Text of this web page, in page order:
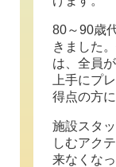
80～90歳
きました
は、全員
上手にプ
得点の方
施設スタ
しむアク
来なくな